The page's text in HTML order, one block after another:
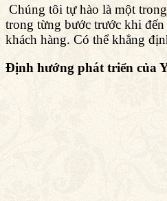
Chúng tôi tự hào là một
trong từng bước trước khi
khách hàng. Có thể khẳng
Định hướng phát triển của